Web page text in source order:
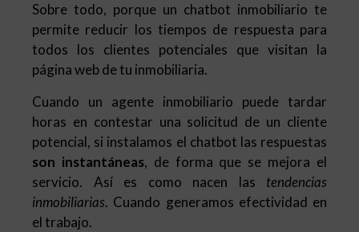
Sobre todo, porque un chatbot inmobiliario te
permite reducir los tiempos de respuesta para
todos los clientes potenciales que visitan la
página web de tu inmobiliaria.
Cuando un agente inmobiliario puede tardar
horas en contestar una solicitud de un cliente
potencial, si instalamos el chatbot las respuestas
son instantáneas, de forma que se mejora el
servicio. Así es como nacen las tendencias
inmobiliarias. Cuando generamos efectividad en
el trabajo.